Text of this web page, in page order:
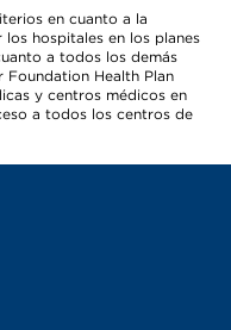
en cuanto a la
hospitales en los planes
a todos los demás
Health Plan
y centros médicos en
a todos los centros de